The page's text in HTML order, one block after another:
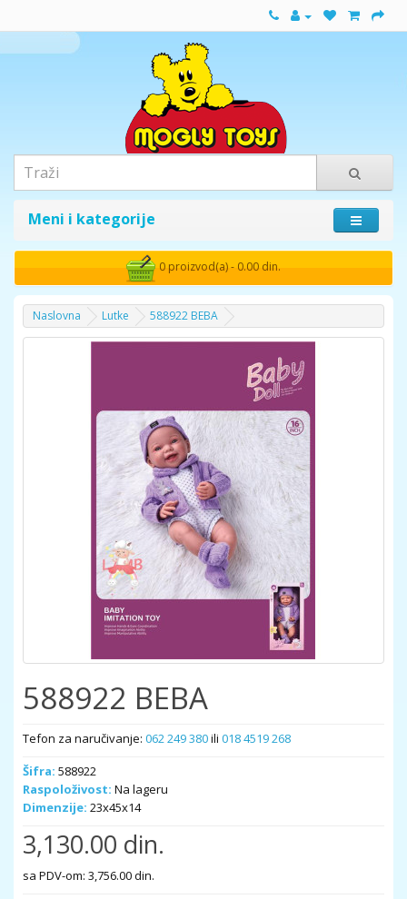
Meni i kategorije
0 proizvod(a) - 0.00 din.
Naslovna Lutke 588922 BEBA
588922 BEBA
Tefon za naručivanje: 062 249 380ili 018 4519 268
Šifra: 588922
Raspoloživost: Na lageru
Dimenzije: 23x45x14
3,130.00 din.
sa PDV-om: 3,756.00 din.